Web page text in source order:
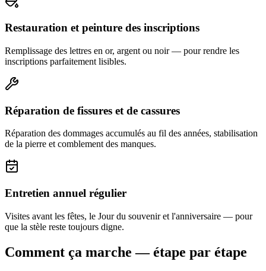
Restauration et peinture des inscriptions
Remplissage des lettres en or, argent ou noir — pour rendre les
inscriptions parfaitement lisibles.
Réparation de fissures et de cassures
Réparation des dommages accumulés au fil des années, stabilisation
de la pierre et comblement des manques.
Entretien annuel régulier
Visites avant les fêtes, le Jour du souvenir et l'anniversaire — pour
que la stèle reste toujours digne.
Comment ça marche — étape par étape